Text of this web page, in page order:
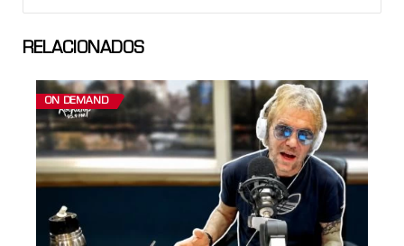
RELACIONADOS
ON DEMAND